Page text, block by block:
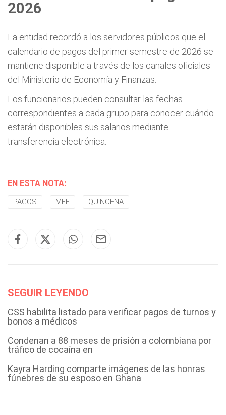
2026
La entidad recordó a los servidores públicos que el
calendario de pagos del primer semestre de 2026 se
mantiene disponible a través de los canales oficiales
del Ministerio de Economía y Finanzas.
Los funcionarios pueden consultar las fechas
correspondientes a cada grupo para conocer cuándo
estarán disponibles sus salarios mediante
transferencia electrónica.
EN ESTA NOTA:
PAGOS MEF QUINCENA
SEGUIR LEYENDO
CSS habilita listado para verificar pagos de turnos y
bonos a médicos
Condenan a 88 meses de prisión a colombiana por
tráfico de cocaína en
Kayra Harding comparte imágenes de las honras
fúnebres de su esposo en Ghana